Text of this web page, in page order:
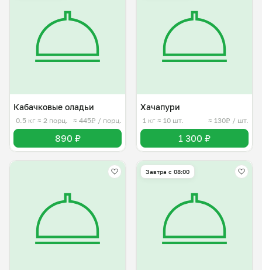
Кабачковые оладьи
0.5 кг ≈ 2 порц. ≈ 445₽ / порц.
890 ₽
Хачапури
1 кг ≈ 10 шт. ≈ 130₽ / шт.
1 300 ₽
Завтра c 08:00